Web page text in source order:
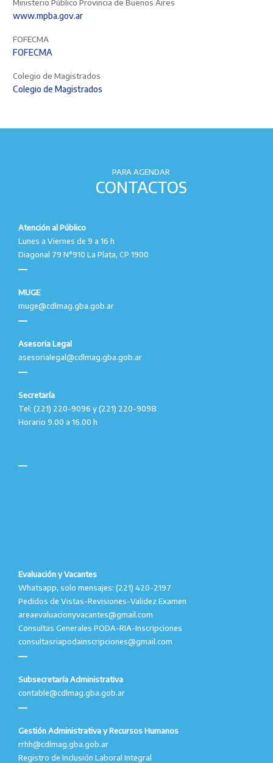
Ministerio Público Provincia de Buenos Aires
www.mpba.gov.ar
FOFECMA
FOFECMA
Colegio de Magistrados
Colegio de Magistrados
PARA AGENDAR
CONTACTOS
Atención al Público
Lunes a Viernes de 9 a 16 h
Diagonal 79 N°910 La Plata, CP 1900
MUGE
muge@cdlmag.gba.gob.ar
Asesoria Legal
asesorialegal@cdlmag.gba.gob.ar
Secretaría
Tel: (221) 220-9096 y (221) 220-9098
Horario 9.00 a 16.00 h
Evaluación y Vacantes
Whatsapp, solo mensajes: (221) 420-2197
Pedidos de Vistas-Revisiones-Validez Examen
areaevaluacionyvacantes@gmail.com
Consultas Generales PODA-RIA-Inscripciones
consultasriapodainscripciones@gmail.com
Subsecretaría Administrativa
contable@cdlmag.gba.gob.ar
Gestión Administrativa y Recursos Humanos
rrhh@cdlmag.gba.gob.ar
Registro de Inclusión Laboral Integral